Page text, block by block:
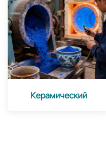
Керамический